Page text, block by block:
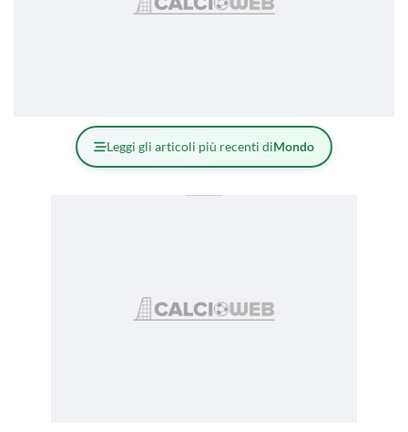
Leggi gli articoli più recenti diMondo